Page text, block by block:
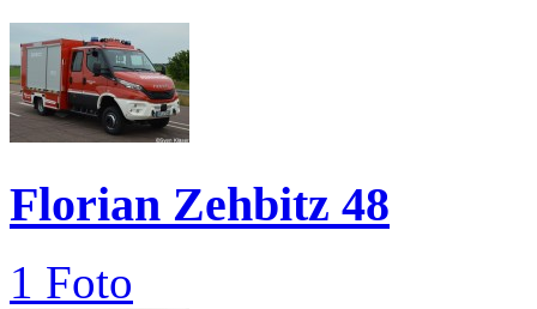
Florian Zehbitz 48
1 Foto